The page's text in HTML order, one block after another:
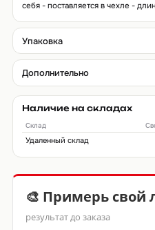
себя - поставляется в чехле -
Упаковка
Дополнительно
Наличие на складах
Склад
Удаленный склад
🎨 Примерь свой
результат до заказа